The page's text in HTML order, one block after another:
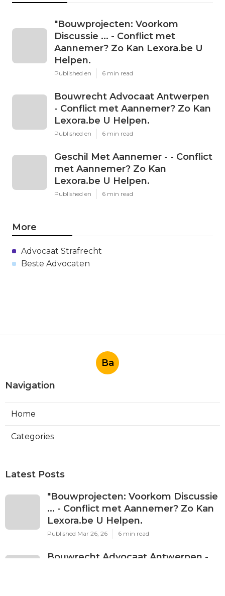
"Bouwprojecten: Voorkom
Discussie ... - Conflict met
Aannemer? Zo Kan Lexora.be U
Helpen.
Published en 6 min read
Bouwrecht Advocaat Antwerpen
- Conflict met Aannemer? Zo Kan
Lexora.be U Helpen.
Published en 6 min read
Geschil Met Aannemer - - Conflict
met Aannemer? Zo Kan
Lexora.be U Helpen.
Published en 6 min read
More
Advocaat Strafrecht
Beste Advocaten
Ba
Navigation
Home
Categories
Latest Posts
"Bouwprojecten: Voorkom Discussie
... - Conflict met Aannemer? Zo Kan
Lexora.be U Helpen.
Published Mar 26, 26 6 min read
Bouwrecht Advocaat Antwerpen -